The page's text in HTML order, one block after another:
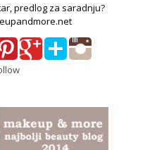
predlog za saradnju?